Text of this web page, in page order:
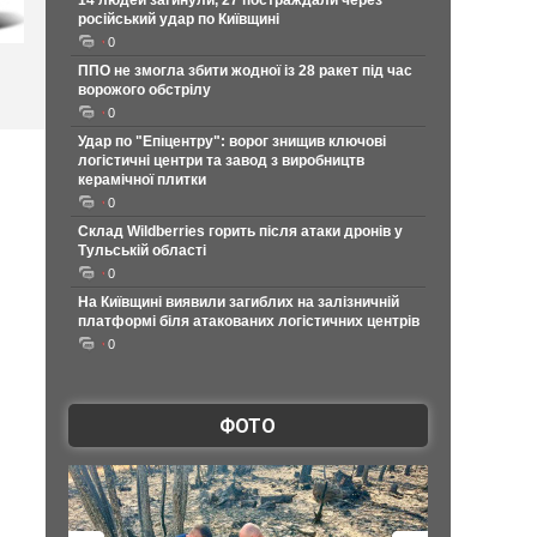
російський удар по Київщині
0
ППО не змогла збити жодної із 28 ракет під час
ворожого обстрілу
0
Удар по "Епіцентру": ворог знищив ключові
логістичні центри та завод з виробництв
керамічної плитки
0
Склад Wildberries горить після атаки дронів у
Тульській області
0
На Київщині виявили загиблих на залізничній
платформі біля атакованих логістичних центрів
0
ФОТО